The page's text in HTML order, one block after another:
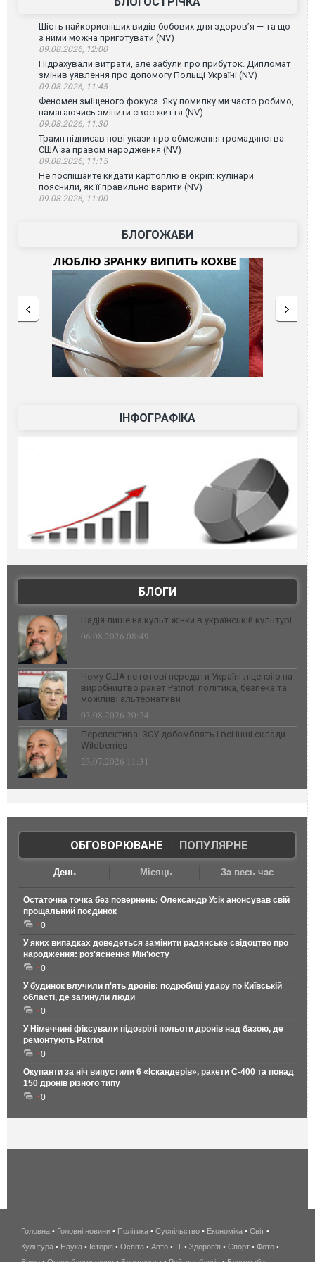
Шість найкорисніших видів бобових для здоров’я — та що
з ними можна приготувати (NV)
09.08.2026, 12:00
Підрахували витрати, але забули про прибуток. Дипломат
змінив уявлення про допомогу Польщі Україні (NV)
09.08.2026, 11:45
Феномен зміщеного фокуса. Яку помилку ми часто робимо,
намагаючись змінити своє життя (NV)
09.08.2026, 11:30
Трамп підписав нові укази про обмеження громадянства
США за правом народження (NV)
09.08.2026, 11:15
Не поспішайте кидати картоплю в окріп: кулінари
пояснили, як її правильно варити (NV)
09.08.2026, 11:00
БЛОГОЖАБИ
ІНФОГРАФІКА
БЛОГИ
Надія лише на культ жінки в українській культурі
06.08.2026 08:49
Чому США не готові передати Україні ліцензію на
виробництво ракет Patriot: політика, безпека та
можливі альтернативи
03.08.2026 20:24
Перспектива: ЗСУ добомблять і всі інші склади
Wildberries
23.07.2026 11:31
ОБГОВОРЮВАНЕ| ПОПУЛЯРНЕ
День Місяць За весь час
Остаточна точка без повернень: Олександр Усік анонсував свій
прощальний поєдинок
0
У яких випадках доведеться замінити радянське свідоцтво про
народження: роз'яснення Мін'юсту
0
У будинок влучили п'ять дронів: подробиці удару по Київській
області, де загинули люди
0
У Німеччині фіксували підозрілі польоти дронів над базою, де
ремонтують Patriot
0
Окупанти за ніч випустили 6 «Іскандерів», ракети С-400 та понад
150 дронів різного типу
0
беспроводной
интернет
Головна • Головні новини • Політика • Суспільство • Економіка • Світ •
Культура • Наука • Історія • Освіта • Авто • IT • Здоров'я • Спорт • Фото •